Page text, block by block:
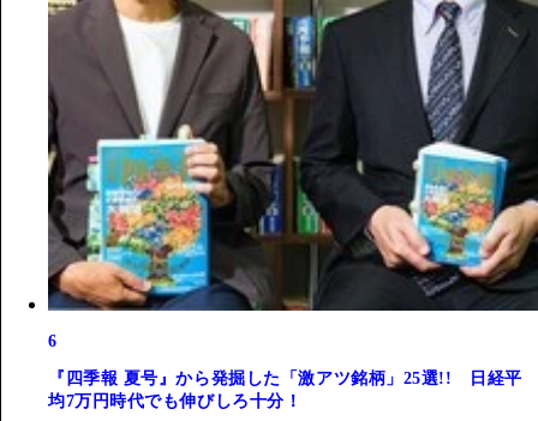
6
『四季報 夏号』から発掘した「激アツ銘柄」25選!! 日経平
均7万円時代でも伸びしろ十分！